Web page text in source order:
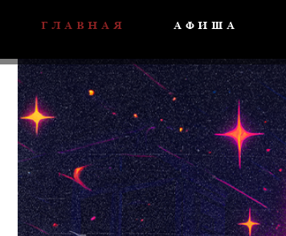
ГЛАВНАЯ АФИША